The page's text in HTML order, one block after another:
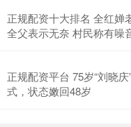
正规配资十大排名 全红婵
全父表示无奈 村民称有噪
正规配资平台 75岁“刘晓
式，状态嫩回48岁